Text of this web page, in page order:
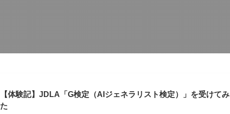
【体験記】JDLA「G検定（AIジェネラリスト検定）」を受けてみ
た